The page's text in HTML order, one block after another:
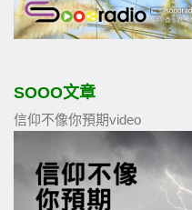
SOOO文章
信仰不像你預期video